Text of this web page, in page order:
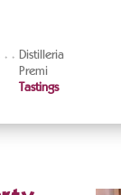
Distilleria
Premi
Tastings